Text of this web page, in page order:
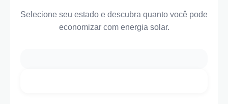
Selecione seu estado e descubra quanto você pode
economizar com energia solar.